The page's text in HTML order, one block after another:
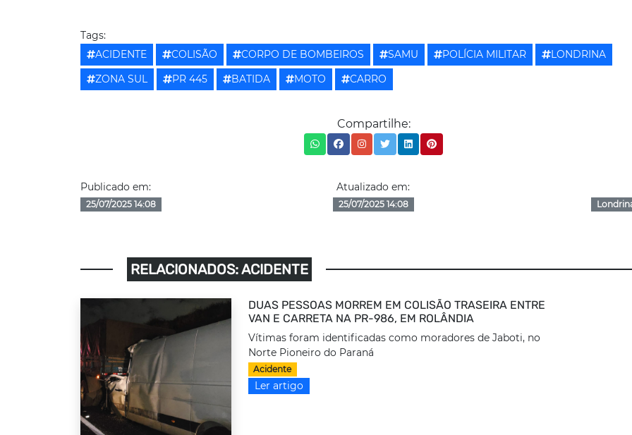
Tags:
ACIDENTE
COLISÃO CORPO DE BOMBEIROS SAMU POLÍCIA MILITAR
LONDRINA
ZONA SUL
PR 445 BATIDA MOTO CARRO
Compartilhe:
Publicado em:
25/07/2025 14:08
Atualizado em:
25/07/2025 14:08
RELACIONADOS: ACIDENTE
DUAS PESSOAS MORREM EM COLISÃO TRASEIRA ENTRE
VAN E CARRETA NA PR-986, EM ROLÂNDIA
Vítimas foram identificadas como moradores de Jaboti, no
Norte Pioneiro do Paraná
Acidente
Ler artigo